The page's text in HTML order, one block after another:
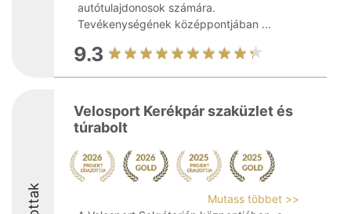
autótulajdonosok számára.
Tevékenységének középpontjában ...
9.3
Velosport Kerékpár szaküzlet és
túrabolt
Mutass többet >>